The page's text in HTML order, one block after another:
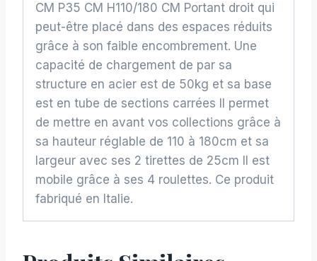
CM P35 CM H110/180 CM Portant droit qui
peut-être placé dans des espaces réduits
grâce à son faible encombrement. Une
capacité de chargement de par sa
structure en acier est de 50kg et sa base
est en tube de sections carrées Il permet
de mettre en avant vos collections grâce à
sa hauteur réglable de 110 à 180cm et sa
largeur avec ses 2 tirettes de 25cm Il est
mobile grâce à ses 4 roulettes. Ce produit
fabriqué en Italie.